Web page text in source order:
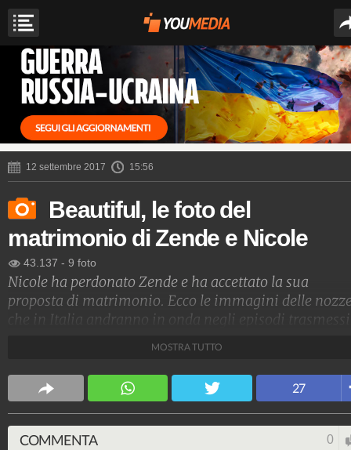
12 settembre 2017 15:56
Beautiful, le foto del
matrimonio di Zende e Nicole
43.137 - 9 foto
Nicole ha perdonato Zende e ha accettato la sua
proposta di matrimonio. Ecco le immagini delle
che in Italia andranno in onda negli episodi trasmessi
Spettacolo Fanpage
4.053.354.673 9.454 video 76.076 foto
MOSTRA TUTTO
27
COMMENTA 0